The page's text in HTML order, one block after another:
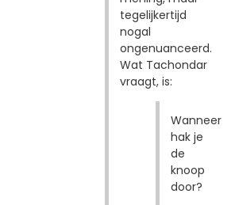
tegelijkertijd
nogal
ongenuanceerd.
Wat Tachondar
vraagt, is:
Wanneer
hak je
de
knoop
door?